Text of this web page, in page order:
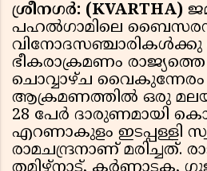
ശ്രീനഗർ: (KVARTHA)
പഹൽഗാമിലെ
ഭീകരാക്രമണം രാജ്യത്തെ
ചൊവ്വാഴ്ച വൈകുന്നേരം
ആക്രമണത്തിൽ ഒരു
28 പേർ ദാരുണമായി
എറണാകുളം ഇടപ്പള്ളി
രാമചന്ദ്രനാണ് മരിച്ചത്.